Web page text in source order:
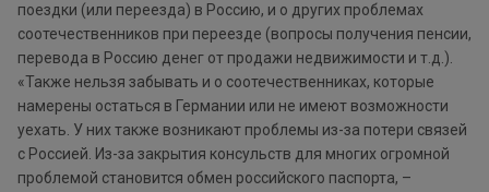
поездки (или переезда) в Россию, и о других проблемах
соотечественников при переезде (вопросы получения пенсии,
перевода в Россию денег от продажи недвижимости и т.д.).
«Также нельзя забывать и о соотечественниках, которые
намерены остаться в Германии или не имеют возможности
уехать. У них также возникают проблемы из-за потери связей
с Россией. Из-за закрытия консульств для многих огромной
проблемой становится обмен российского паспорта, –